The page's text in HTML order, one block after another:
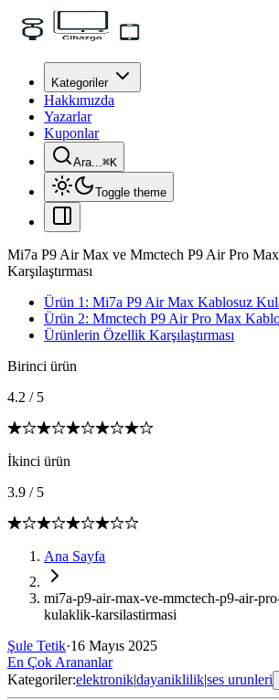
Kategoriler
Hakkımızda
Yazarlar
Kuponlar
Ara...⌘K
Toggle theme
Mi7a P9 Air Max ve Mmctech P9 Air Pro
Karşılaştırması
Ürün 1: Mi7a P9 Air Max Kablosuz
Ürün 2: Mmctech P9 Air Pro Max
Ürünlerin Özellik Karşılaştırması
Birinci ürün
4.2 / 5
İkinci ürün
3.9 / 5
Ana Sayfa
mi7a-p9-air-max-ve-mmctech-p9-air-
kulaklik-karsilastirmasi
Şule Tetik·16 Mayıs 2025
En Çok Arananlar
Kategoriler:elektronik|dayaniklilik|ses urunleri